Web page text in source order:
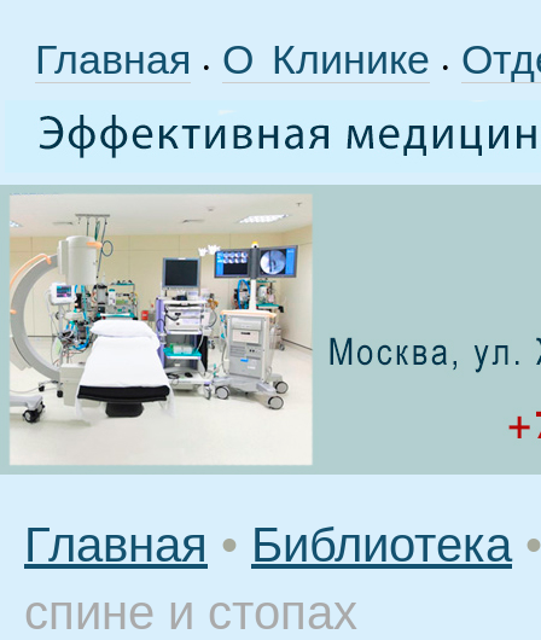
Главная • О Клинике •
Главная • Библиотека •
спине и стопах